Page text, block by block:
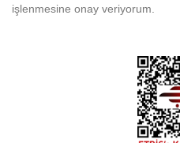
işlenmesine onay veriyorum.